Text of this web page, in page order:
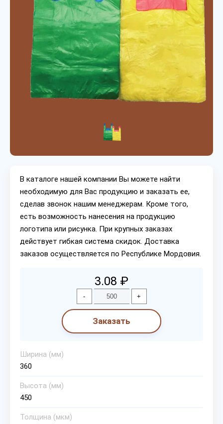
В каталоге нашей компании Вы можете найти
необходимую для Вас продукцию и заказать ее,
сделав звонок нашим менеджерам. Кроме того,
есть возможность нанесения на продукцию
логотипа или рисунка. При крупных заказах
действует гибкая система скидок. Доставка
заказов осуществляется по Республике Мордовия.
3.08 ₽
- +
Заказать
Ширина (мм)
360
Высота (мм)
450
Толщина (мкм)